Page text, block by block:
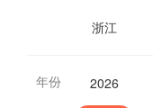
浙江
年份 2026